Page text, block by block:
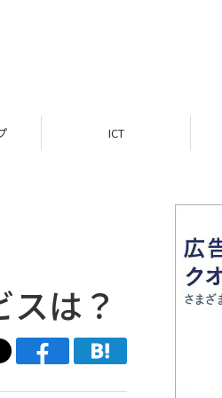
ICT
は？